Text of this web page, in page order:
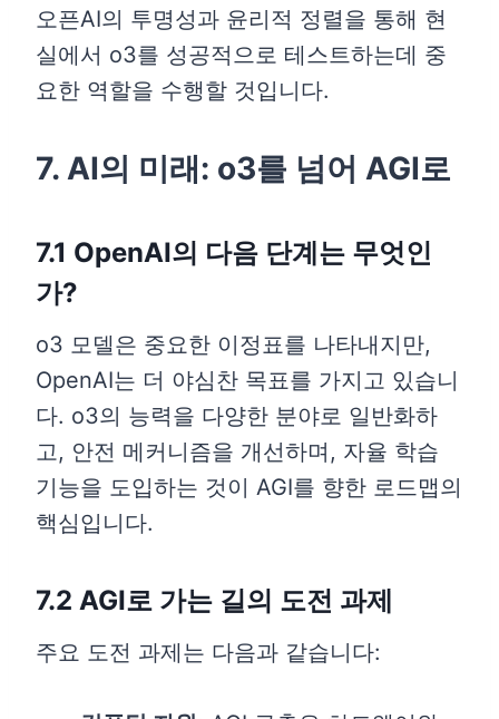
오픈AI의 투명성과 윤리적 정렬을 통해 현
실에서 o3를 성공적으로 테스트하는데 중
요한 역할을 수행할 것입니다.
7. AI의 미래: o3를 넘어 AGI로
7.1 OpenAI의 다음 단계는 무엇인
가?
o3 모델은 중요한 이정표를 나타내지만,
OpenAI는 더 야심찬 목표를 가지고 있습니
다. o3의 능력을 다양한 분야로 일반화하
고, 안전 메커니즘을 개선하며, 자율 학습
기능을 도입하는 것이 AGI를 향한 로드맵의
핵심입니다.
7.2 AGI로 가는 길의 도전 과제
주요 도전 과제는 다음과 같습니다: